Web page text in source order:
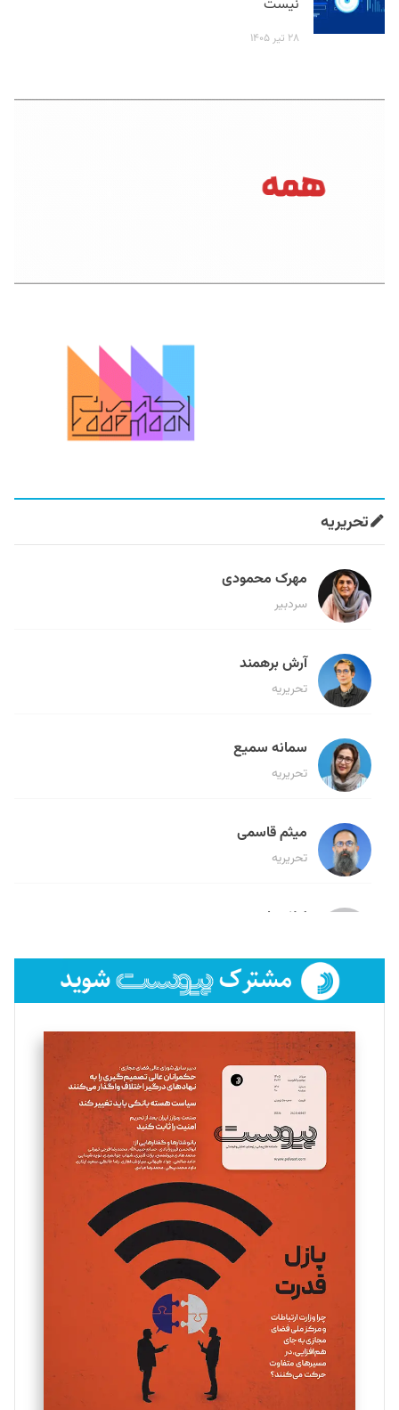
نیست
۲۸ تیر ۱۴۰۵
تحریریه
مهرک محمودی
سردبیر
آرش برهمند
تحریریه
سمانه سمیع
تحریریه
میثم قاسمی
تحریریه
لیلا حنارود
فائزه فتحی رستمی
تحریریه
سروش کرمیان
تحریریه
مینا پاکدل
یسنا امان‌پور
تحریریه
ملینا جعفری
تحریریه